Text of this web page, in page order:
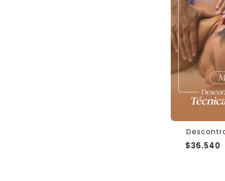
$36.540